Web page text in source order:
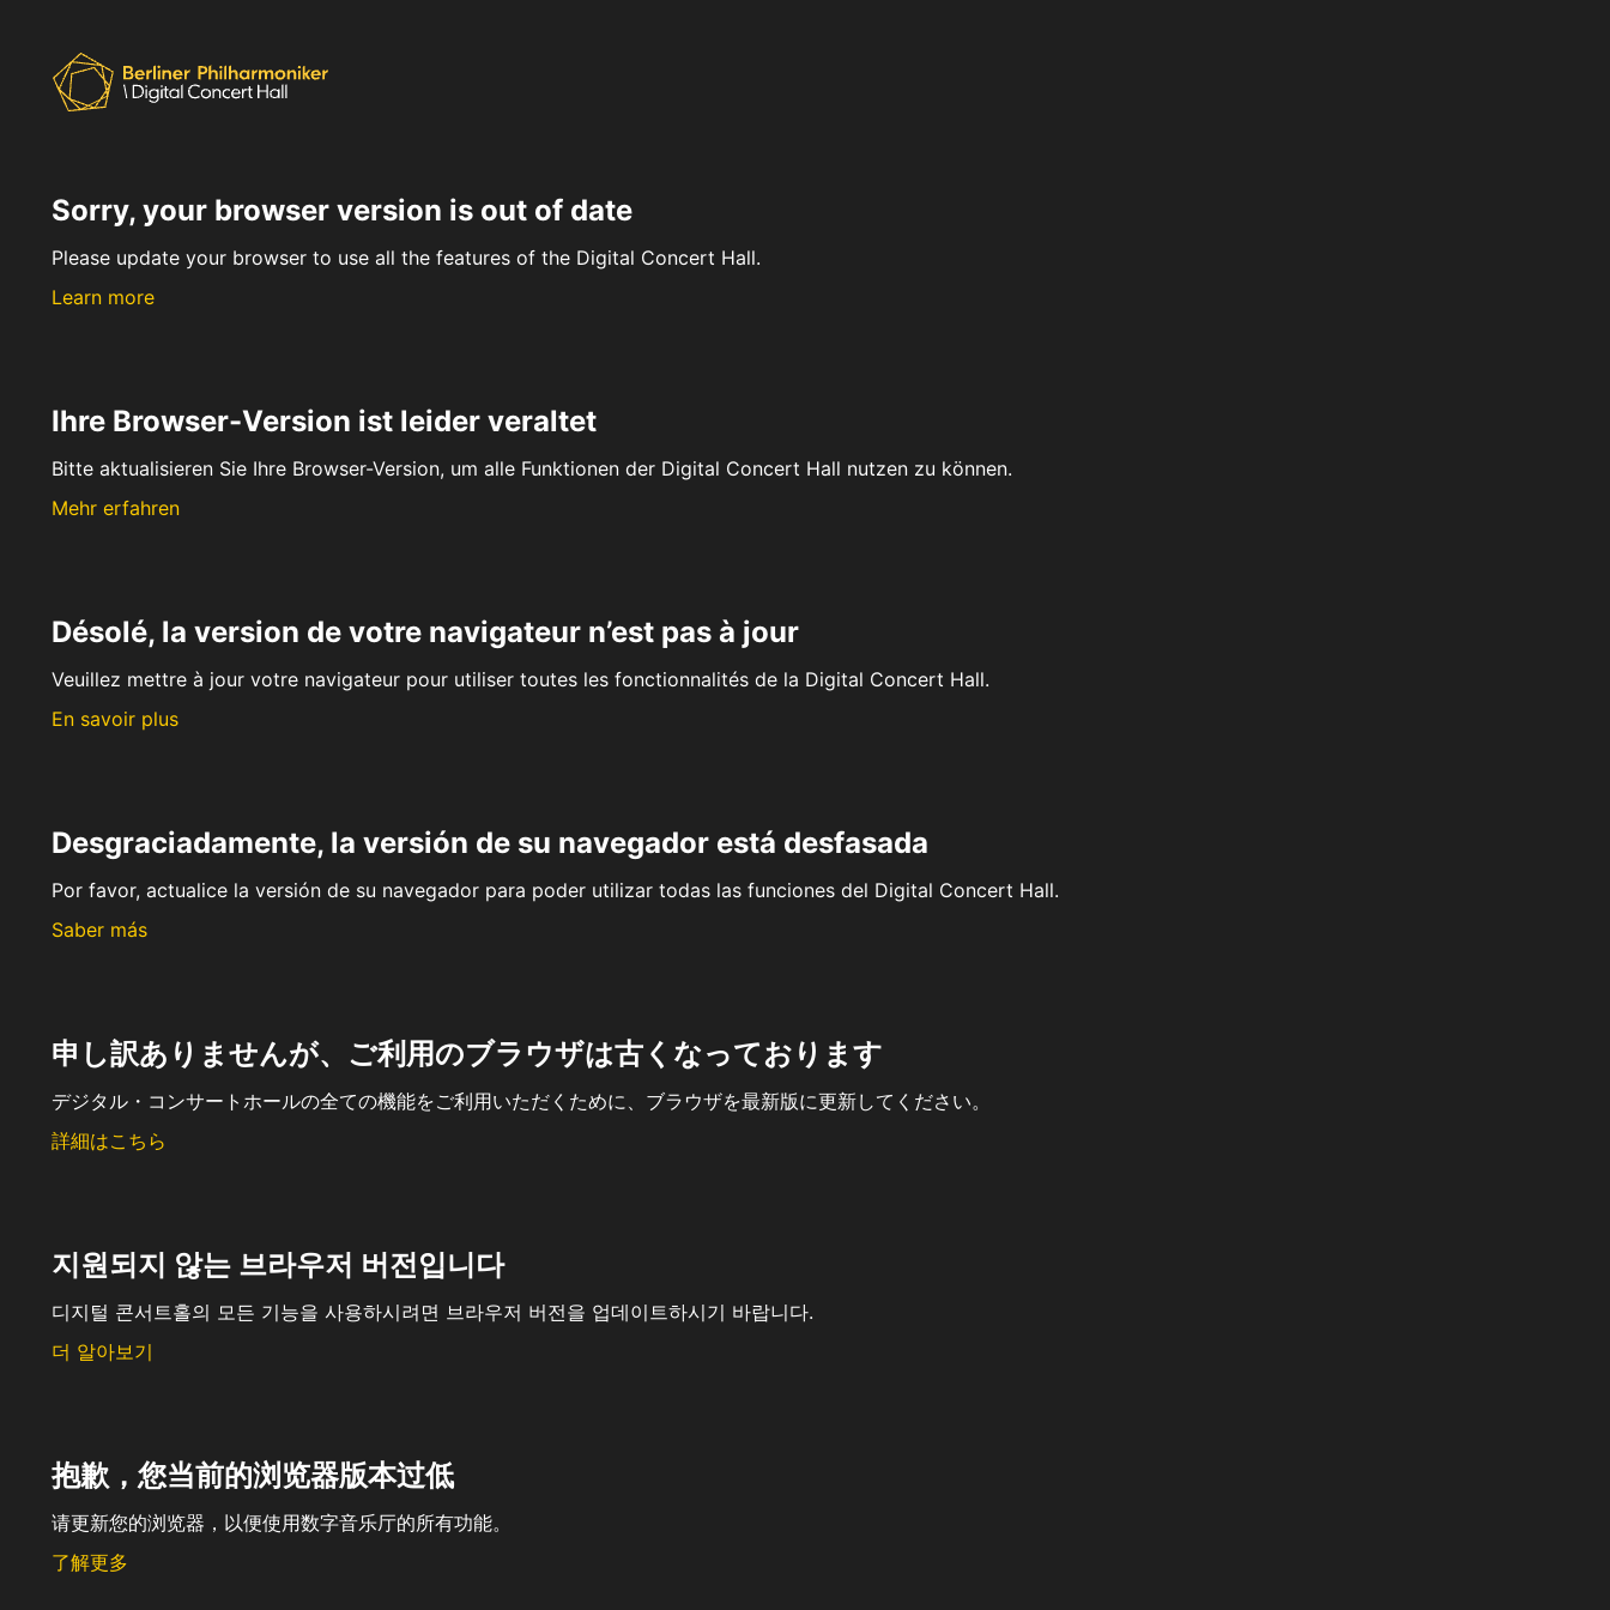
Sorry, your browser version is out of date
Please update your browser to use all the features of the Digital Concert Hall.
Learn more
Ihre Browser-Version ist leider veraltet
Bitte aktualisieren Sie Ihre Browser-Version, um alle Funktionen der Digital Concert Hall nutzen zu können.
Mehr erfahren
Désolé, la version de votre navigateur n’est pas à jour
Veuillez mettre à jour votre navigateur pour utiliser toutes les fonctionnalités de la Digital Concert Hall.
En savoir plus
Desgraciadamente, la versión de su navegador está desfasada
Por favor, actualice la versión de su navegador para poder utilizar todas las funciones del Digital Concert Hall.
Saber más
申し訳ありませんが、ご利用のブラウザは古くなっております
デジタル・コンサートホールの全ての機能をご利用いただくために、ブラウザを最新版に更新してください。
詳細はこちら
지원되지 않는 브라우저 버전입니다
디지털 콘서트홀의 모든 기능을 사용하시려면 브라우저 버전을 업데이트하시기 바랍니다.
더 알아보기
抱歉，您当前的浏览器版本过低
请更新您的浏览器，以便使用数字音乐厅的所有功能。
了解更多